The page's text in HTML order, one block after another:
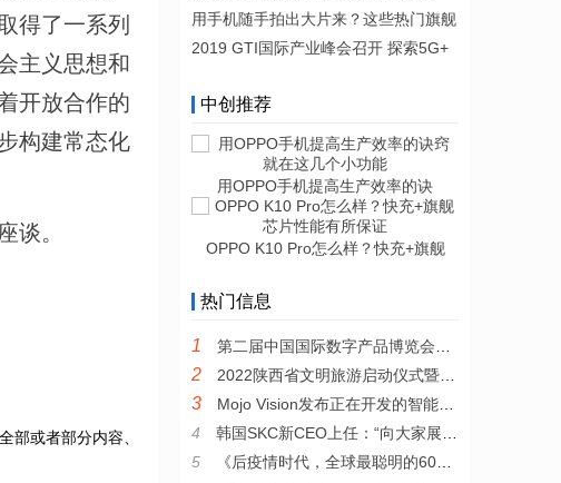
得了一系列
主义思想和
开放合作的
构建常态化
谈。
部或者部分内容、
用手机随手拍出大片来？这些热门旗舰
2019 GTI国际产业峰会召开 探索5G+
中创推荐
用OPPO手机提高生产效率的诀
OPPO K10 Pro怎么样？快充+旗舰
热门信息
1 第二届中国国际数字产品博览会7月22日在福州盛大开馆！
2 2022陕西省文明旅游启动仪式暨《长恨歌》首演盛典盛大启幕
3
Mojo Vision发布正在开发的智能隐形眼镜 显示直径0.5mm
4
韩国SKC新CEO上任：“向大家展示我们的改变潜力有多大”
5
《后疫情时代，全球最聪明的60家公司》全球首发，这些企业上榜！